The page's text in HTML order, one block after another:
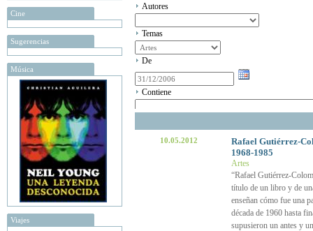
Cine
Sugerencias
Música
Viajes
Autores
Temas
De
Contiene
10.05.2012
Rafael Gutiérrez-
1968-1985
Artes
“Rafael Gutiérrez-
título de un libro y de
enseñan cómo fue una
década de 1960 hasta
supusieron un antes y